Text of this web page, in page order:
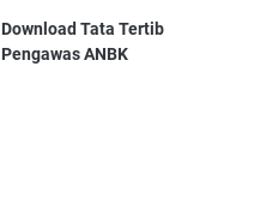
Download Tata Tertib
Pengawas ANBK